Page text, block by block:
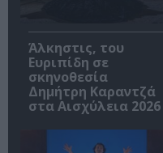
Άλκηστις, του
Ευριπίδη σε
σκηνοθεσία
Δημήτρη Καραντζά
στα Αισχύλεια 2026